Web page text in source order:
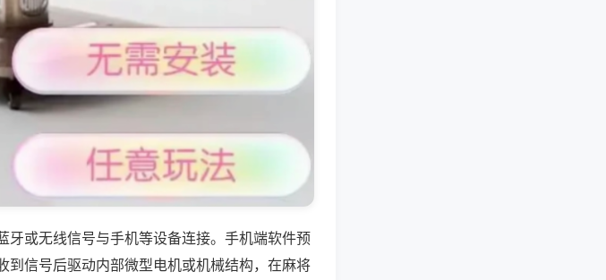
牙或无线信号与手机等设备连接。手机端软件预
信号后驱动内部微型电机或机械结构，在麻将